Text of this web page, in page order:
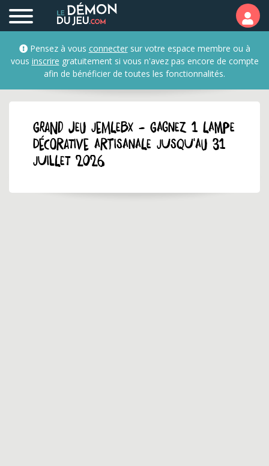
Pensez à vous connectersur votre espace membre ou à
vous inscrire gratuitement si vous n'avez pas encore de compte
afin de bénéficier de toutes les fonctionnalités.
GRAND JEU jemlebx - Gagnez 1 lampe
décorative artisanale jusqu'au 31
juillet 2026